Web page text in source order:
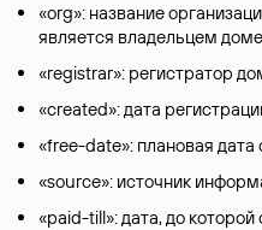
«org»: название
является владельцем
«registrar»: регистратор
«created»: дата
«free-date»: плановая
«source»: источник
«paid-till»: дата, до